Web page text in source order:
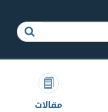
مقالات